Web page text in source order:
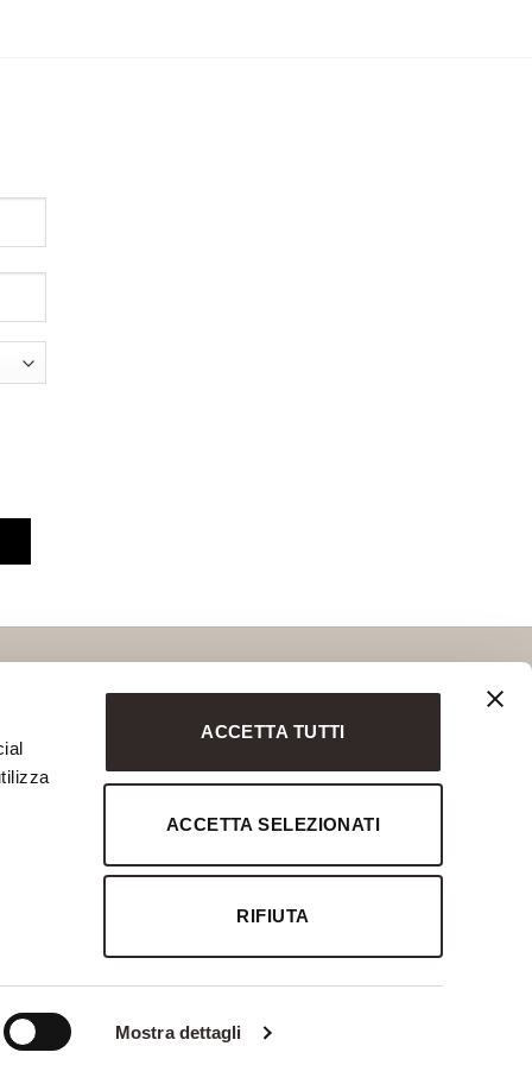
Mostra dettagli
ACCETTA TUTTI
ACCETTA SELEZIONATI
RIFIUTA
Savio Interiors
Chelini
Notte Fatata